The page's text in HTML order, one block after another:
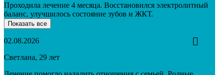
Проходила лечение 4 месяца. Восстановился электролитный
баланс, улучшилось состояние зубов и ЖКТ.
Показать все
02.08.2026
Светлана, 29 лет